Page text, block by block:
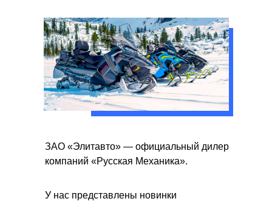
У нас представлены новинки
ЗАО «Элитавто» — официальный дилер
компаний «Русская Механика».